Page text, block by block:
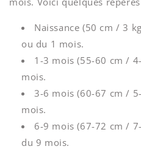
Naissance (50 cm / 3
ou du 1 mois.
1-3 mois (55-60 cm /
mois.
3-6 mois (60-67 cm /
mois.
6-9 mois (67-72 cm /
du 9 mois.